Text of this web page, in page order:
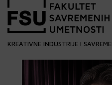
KREATIVNE INDUSTRIJE I